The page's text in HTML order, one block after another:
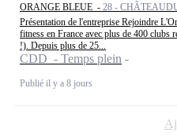
ORANGE BLEUE - 28 -
Présentation de l'entreprise Rejoindre
fitness en France avec plus de 400 clubs
!). Depuis plus de 25...
CDD - Temps plein
Publié il y a 8 jours